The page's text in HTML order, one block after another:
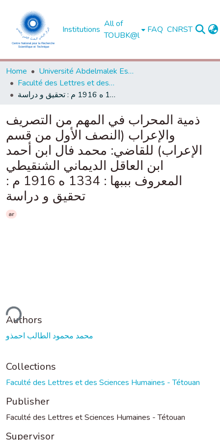
Institutions
All of
TOUBK@l
FAQ CNRST
Home
Université Abdelmalek Essaadi - Tétouan
Faculté des Lettres et des Sciences Humaines - Tétouan
ذمية المحراب في المهم من التصريف والإعراب (النصف الأول من قسم الإعراب) للقاضي: محمد فال ابن أحمد ابن العاقل الديماني الشنقيطي المعروف بببها : 1334 ه 1916 م : تحقيق و دراسة
ذمية المحراب في المهم من التصريف
والإعراب (النصف الأول من قسم
الإعراب) للقاضي: محمد فال ابن أحمد
ابن العاقل الديماني الشنقيطي
المعروف بببها : 1334 ه 1916 م :
تحقيق و دراسة
ar
Authors
محمد محمود الطالب احمذو
Collections
Faculté des Lettres et des Sciences Humaines - Tétouan
Publisher
Faculté des Lettres et Sciences Humaines - Tétouan
Supervisor